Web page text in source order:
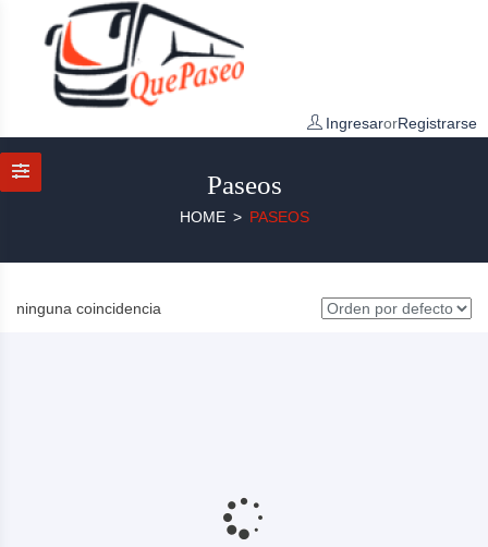
IngresarorRegistrarse
Paseos
HOME PASEOS
ninguna coincidencia